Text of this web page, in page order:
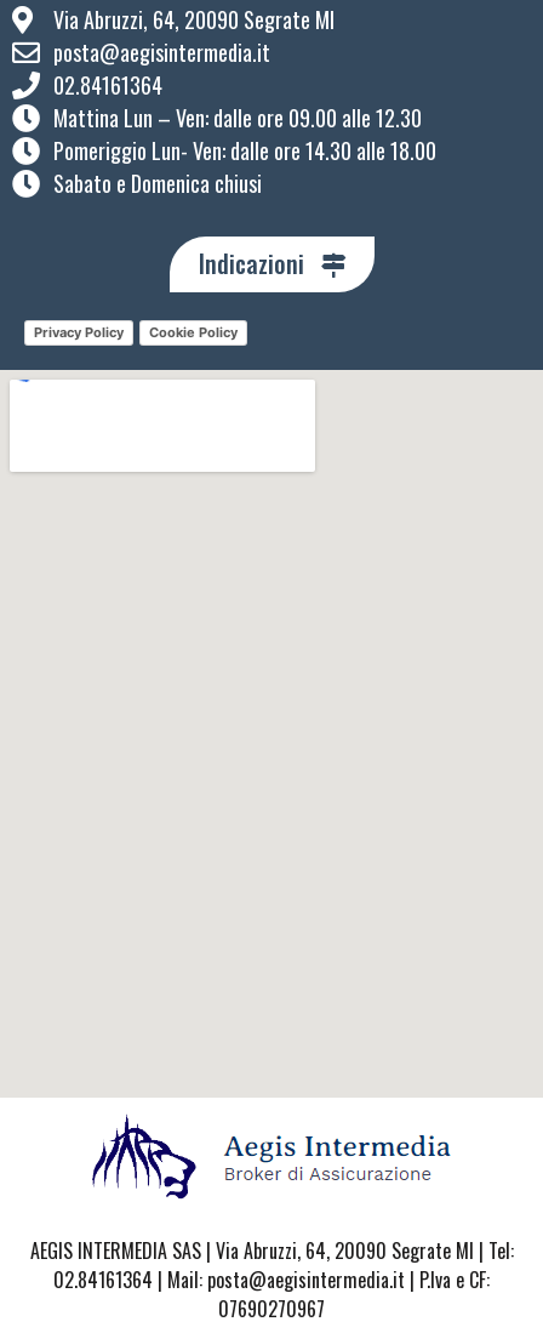
Via Abruzzi, 64, 20090 Segrate MI
posta@aegisintermedia.it
02.84161364
Mattina Lun – Ven: ​dalle ore 09.00 alle 12.30
Pomeriggio Lun- Ven: dalle ore 14.30 alle 18.00
Sabato e Domenica chiusi
Indicazioni
Privacy Policy Cookie Policy
AEGIS INTERMEDIA SAS | Via Abruzzi, 64, 20090 Segrate MI | Tel:
02.84161364 | Mail: posta@aegisintermedia.it | P.Iva e CF:
07690270967